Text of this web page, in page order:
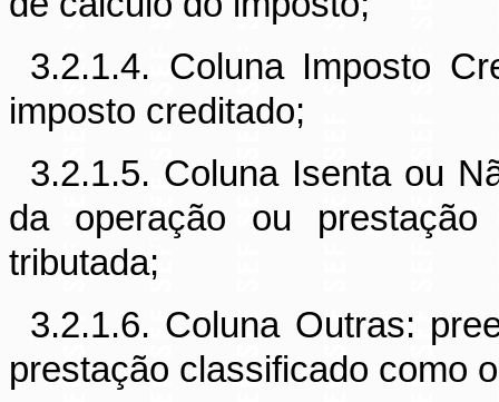
3.2.1.4. Coluna Imposto
imposto creditado;
3.2.1.5. Coluna Isenta ou
da operação ou
tributada;
3.2.1.6. Coluna Outras:
prestação classificado como